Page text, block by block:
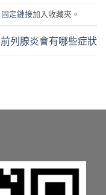
固定鏈接加入收藏夾。
前列腺炎會有哪些症狀